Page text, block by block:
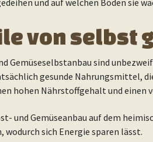
und auf welchen Böden sie
von selbst
Gemüseselbstanbau sind
gesunde Nahrungsmittel,
hohen Nährstoffgehalt und einen
und Gemüseanbau auf dem
sich Energie sparen lässt.